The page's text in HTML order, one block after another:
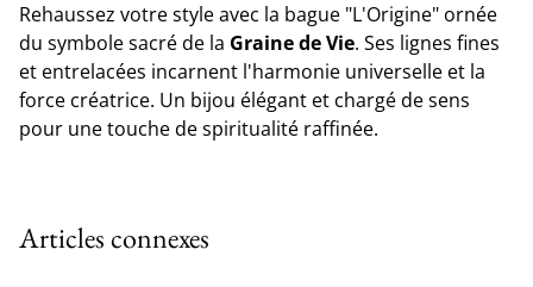
Rehaussez votre style avec la bague "L'Origine" ornée
du symbole sacré de la Graine de Vie. Ses lignes fines
et entrelacées incarnent l'harmonie universelle et la
force créatrice. Un bijou élégant et chargé de sens
pour une touche de spiritualité raffinée.
Articles connexes